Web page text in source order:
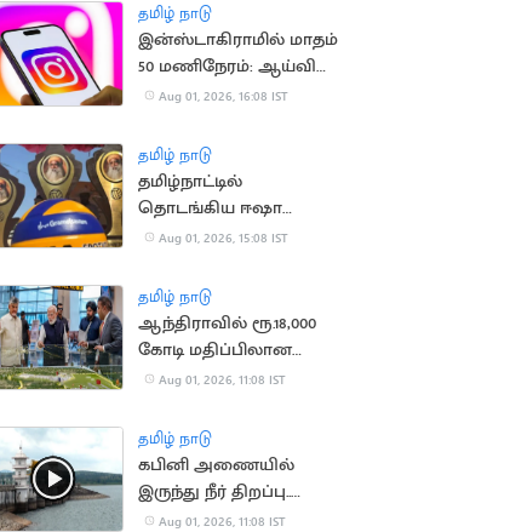
தமிழ் நாடு
இன்ஸ்டாகிராமில் மாதம்
50 மணிநேரம்: ஆய்வில்
தகவல்!
Aug 01, 2026, 16:08 IST
தமிழ் நாடு
தமிழ்நாட்டில்
தொடங்கிய ஈஷா
கிராமோத்சவம்!
Aug 01, 2026, 15:08 IST
தமிழ் நாடு
ஆந்திராவில் ரூ.18,000
கோடி மதிப்பிலான
திட்டங்களுக்கு அடிக்கல்
Aug 01, 2026, 11:08 IST
தமிழ் நாடு
கபினி அணையில்
இருந்து நீர் திறப்பு..
தமிழ்நாட்டிற்கு தண்ணீர்
Aug 01, 2026, 11:08 IST